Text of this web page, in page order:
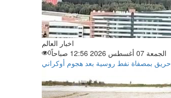
اخبار العالم
الجمعة 07 أغسطس 2026 12:56 صباحاً
0
حريق بمصفاة نفط روسية بعد هجوم أوكراني